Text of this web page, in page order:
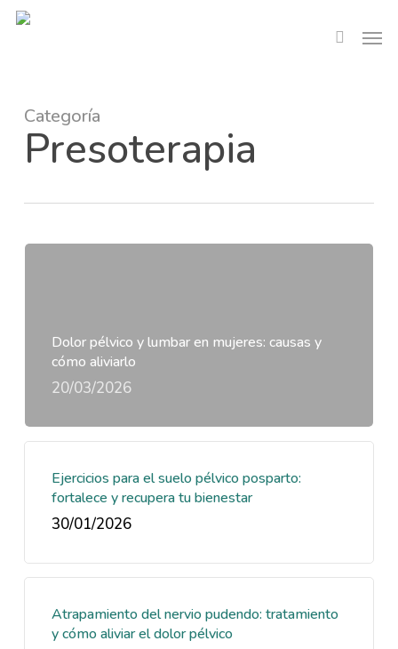
Skip
search
Categoría
Presoterapia
Dolor pélvico y lumbar en mujeres: causas y
cómo aliviarlo
20/03/2026
Ejercicios para el suelo pélvico posparto:
fortalece y recupera tu bienestar
30/01/2026
Atrapamiento del nervio pudendo: tratamiento
y cómo aliviar el dolor pélvico